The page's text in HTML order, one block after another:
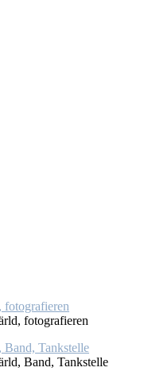
fo­to­gra­fie­ren
Band, Tank­stel­le